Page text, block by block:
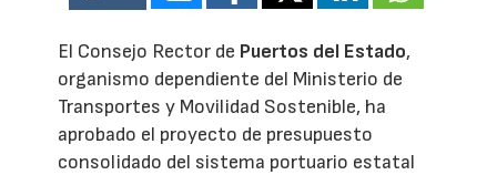
El Consejo Rector de Puertos del Estado,
organismo dependiente del Ministerio de
Transportes y Movilidad Sostenible, ha
aprobado el proyecto de presupuesto
consolidado del sistema portuario estatal